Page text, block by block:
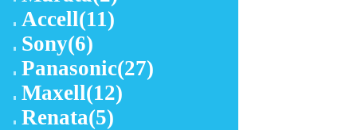
Accell(11)
Sony(6)
Panasonic(27)
Maxell(12)
Renata(5)